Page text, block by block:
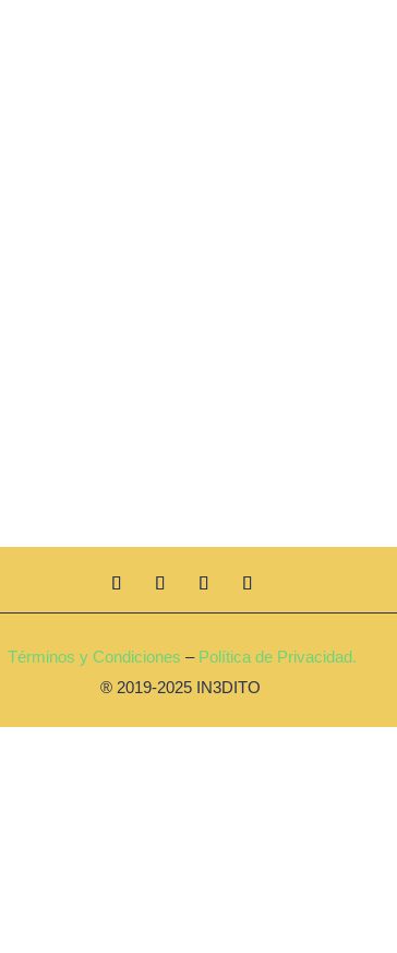
Términos y Condiciones – Política de Privacidad.
® 2019-2025 IN3DITO